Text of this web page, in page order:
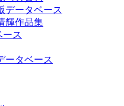
データベース
輝作品集
ース
ータベース